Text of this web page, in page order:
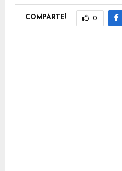
COMPARTE! 0